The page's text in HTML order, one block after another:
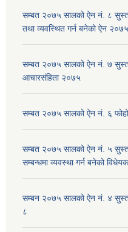
सम्बत २०७५ सालको ऐन नं. ८ सुस्ता
तथा व्यवस्थित गर्न बनेको ऐन २०७५
सम्बत २०७५ सालको ऐन नं. ७ सुस्ता
आचारसंहिता २०७५
सम्बत २०७५ सालको ऐन नं. ६
सम्बत २०७५ सालको ऐन नं. ५ सुस्ता
सम्बन्धमा व्यवस्था गर्न बनेको
सम्बन २०७५ सालको ऐन नं. ४
८